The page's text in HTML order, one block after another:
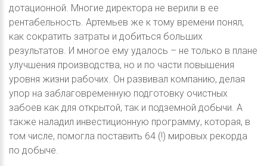
дотационной. Многие директора не верили в ее
рентабельность. Артемьев же к тому времени понял,
как сократить затраты и добиться больших
результатов. И многое ему удалось – не только в плане
улучшения производства, но и по части повышения
уровня жизни рабочих. Он развивал компанию, делая
упор на заблаговременную подготовку очистных
забоев как для открытой, так и подземной добычи. А
также наладил инвестиционную программу, которая, в
том числе, помогла поставить 64 (!) мировых рекорда
по добыче.